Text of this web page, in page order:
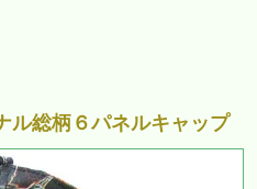
ル総柄６パネルキャップ